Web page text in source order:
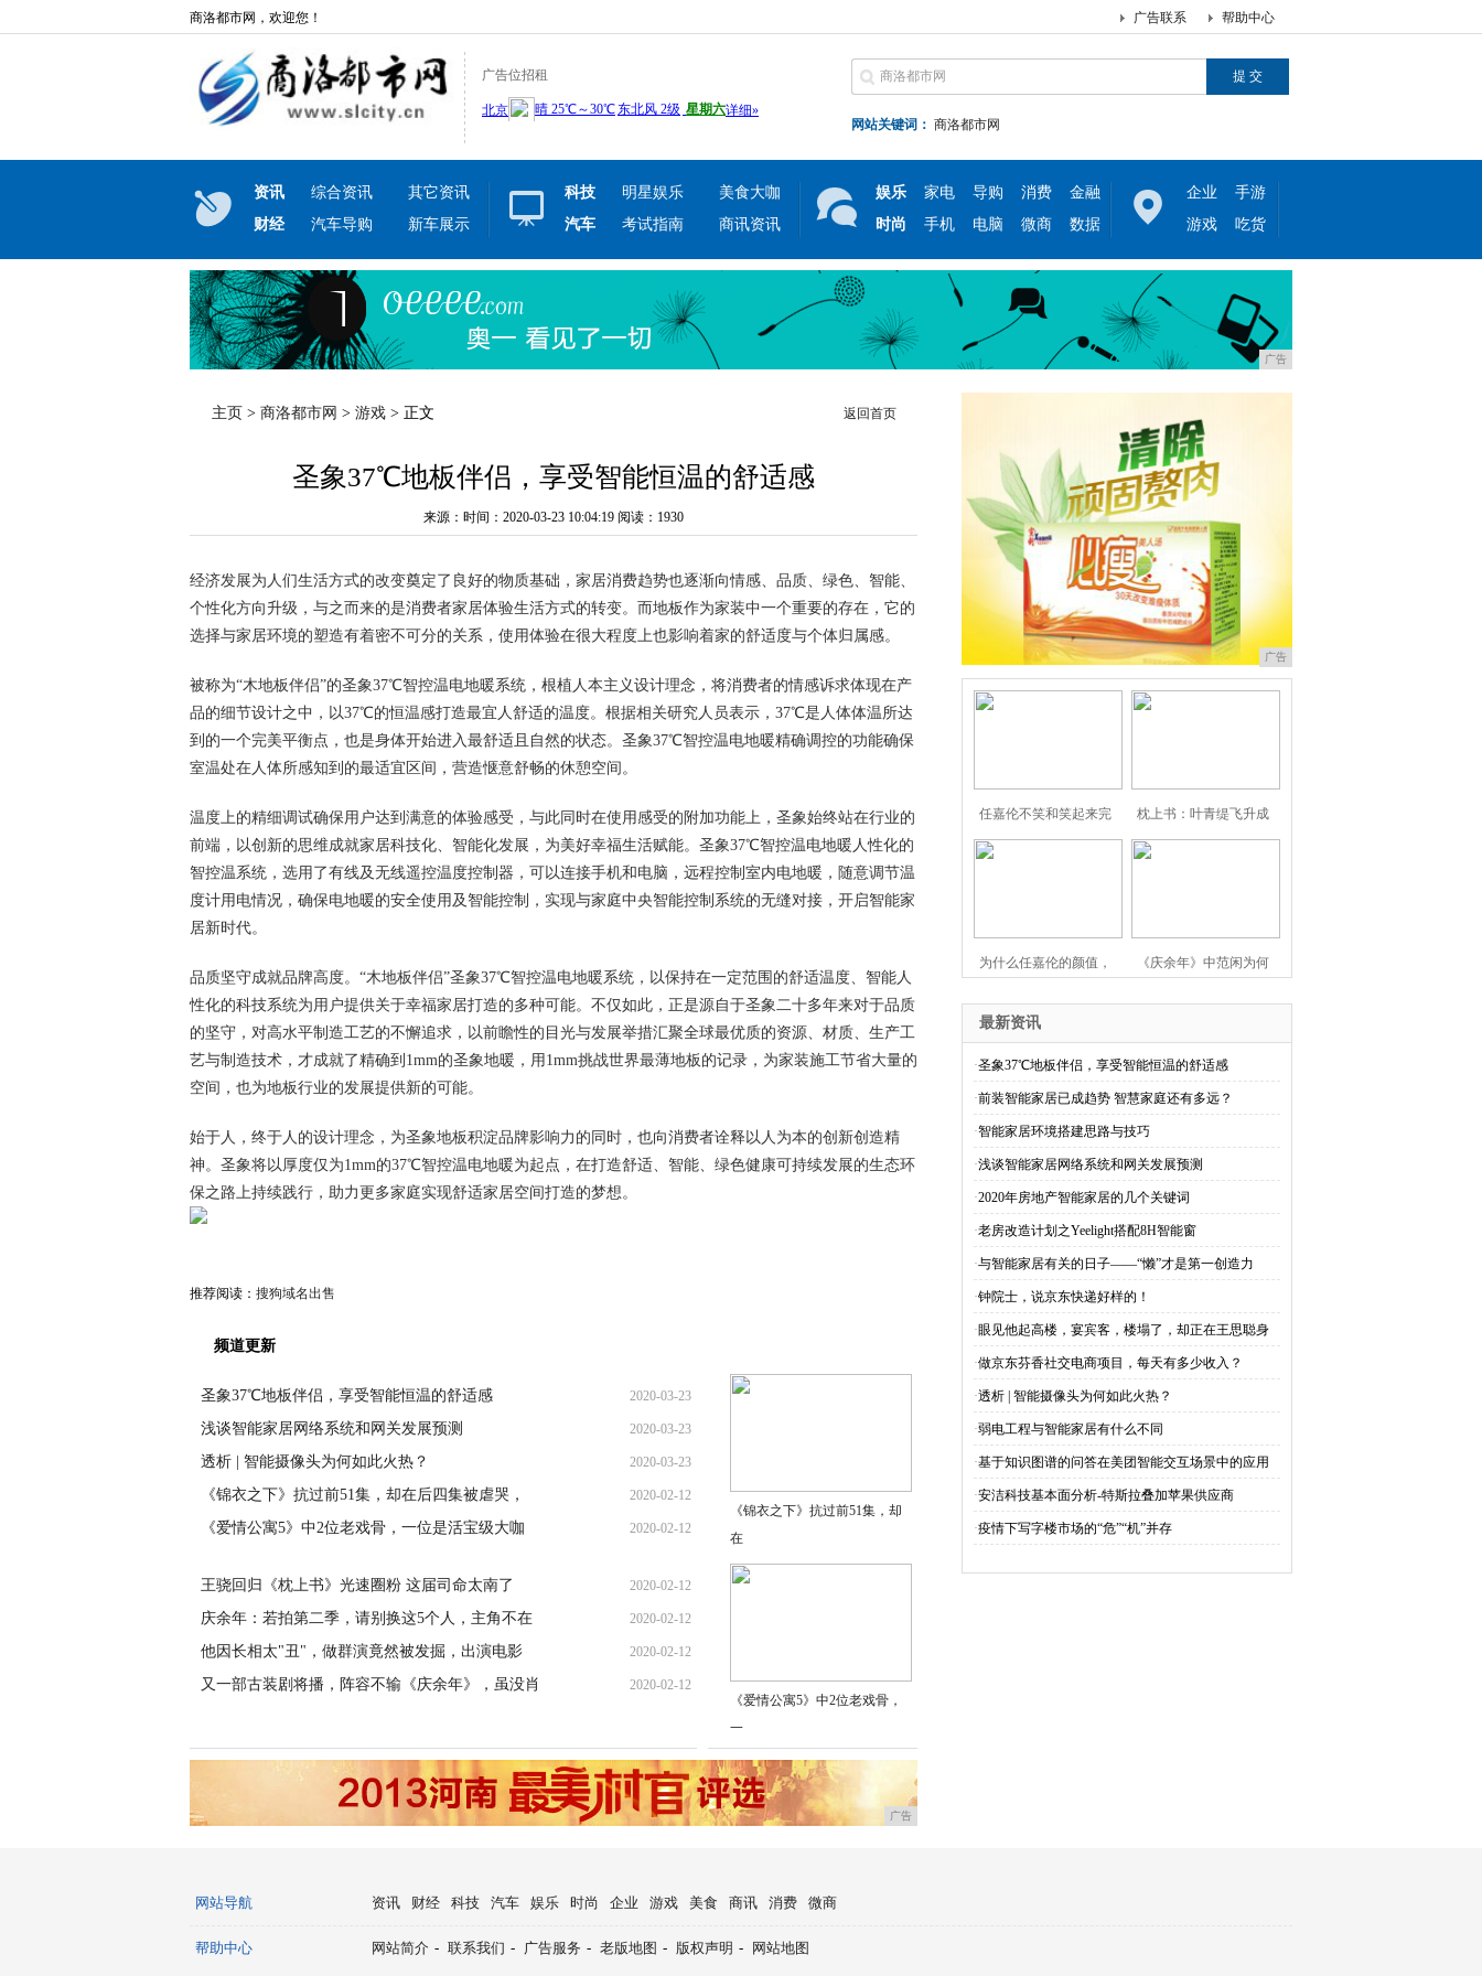
商洛都市网，欢迎您！ 帮助中心
广告联系
广告位招租
网站关键词： 商洛都市网
资讯 综合资讯
其它资讯
财经
汽车导购 新车展示
科技 明星娱乐
美食大咖
汽车
考试指南 商讯资讯
娱乐 家电 导购 消费
金融
时尚
手机 电脑 微商 数据
企业
手游
游戏
吃货
广告
主页 > 商洛都市网 > 游戏 > 正文 返回首页
圣象37℃地板伴侣，享受智能恒温的舒适感
来源：时间：2020-03-23 10:04:19 阅读：1930
经济发展为人们生活方式的改变奠定了良好的物质基础，家居消费趋势也逐渐向情感、品质、绿色、智能、
个性化方向升级，与之而来的是消费者家居体验生活方式的转变。而地板作为家装中一个重要的存在，它的
选择与家居环境的塑造有着密不可分的关系，使用体验在很大程度上也影响着家的舒适度与个体归属感。
被称为“木地板伴侣”的圣象37℃智控温电地暖系统，根植人本主义设计理念，将消费者的情感诉求体现在产
品的细节设计之中，以37℃的恒温感打造最宜人舒适的温度。根据相关研究人员表示，37℃是人体体温所达
到的一个完美平衡点，也是身体开始进入最舒适且自然的状态。圣象37℃智控温电地暖精确调控的功能确保
室温处在人体所感知到的最适宜区间，营造惬意舒畅的休憩空间。
温度上的精细调试确保用户达到满意的体验感受，与此同时在使用感受的附加功能上，圣象始终站在行业的
前端，以创新的思维成就家居科技化、智能化发展，为美好幸福生活赋能。圣象37℃智控温电地暖人性化的
智控温系统，选用了有线及无线遥控温度控制器，可以连接手机和电脑，远程控制室内电地暖，随意调节温
度计用电情况，确保电地暖的安全使用及智能控制，实现与家庭中央智能控制系统的无缝对接，开启智能家
居新时代。
品质坚守成就品牌高度。“木地板伴侣”圣象37℃智控温电地暖系统，以保持在一定范围的舒适温度、智能人
性化的科技系统为用户提供关于幸福家居打造的多种可能。不仅如此，正是源自于圣象二十多年来对于品质
的坚守，对高水平制造工艺的不懈追求，以前瞻性的目光与发展举措汇聚全球最优质的资源、材质、生产工
艺与制造技术，才成就了精确到1mm的圣象地暖，用1mm挑战世界最薄地板的记录，为家装施工节省大量的
空间，也为地板行业的发展提供新的可能。
始于人，终于人的设计理念，为圣象地板积淀品牌影响力的同时，也向消费者诠释以人为本的创新创造精
神。圣象将以厚度仅为1mm的37℃智控温电地暖为起点，在打造舒适、智能、绿色健康可持续发展的生态环
保之路上持续践行，助力更多家庭实现舒适家居空间打造的梦想。
推荐阅读： 搜狗域名出售
频道更新
圣象37℃地板伴侣，享受智能恒温的舒适感 2020-03-23
浅谈智能家居网络系统和网关发展预测 2020-03-23
透析 | 智能摄像头为何如此火热？ 2020-03-23
《锦衣之下》抗过前51集，却在后四集被虐哭， 2020-02-12
《爱情公寓5》中2位老戏骨，一位是活宝级大咖 2020-02-12
王骁回归《枕上书》光速圈粉 这届司命太南了 2020-02-12
庆余年：若拍第二季，请别换这5个人，主角不在 2020-02-12
他因长相太"丑"，做群演竟然被发掘，出演电影 2020-02-12
又一部古装剧将播，阵容不输《庆余年》，虽没肖 2020-02-12
《锦衣之下》抗过前51集，却
在
《爱情公寓5》中2位老戏骨，
一
广告
广告
任嘉伦不笑和笑起来完 枕上书：叶青缇飞升成
为什么任嘉伦的颜值， 《庆余年》中范闲为何
最新资讯
·圣象37℃地板伴侣，享受智能恒温的舒适感
·前装智能家居已成趋势 智慧家庭还有多远？
·智能家居环境搭建思路与技巧
·浅谈智能家居网络系统和网关发展预测
·2020年房地产智能家居的几个关键词
·老房改造计划之Yeelight搭配8H智能窗
·与智能家居有关的日子——“懒”才是第一创造力
·钟院士，说京东快递好样的！
·眼见他起高楼，宴宾客，楼塌了，却正在王思聪身
·做京东芬香社交电商项目，每天有多少收入？
·透析 | 智能摄像头为何如此火热？
·弱电工程与智能家居有什么不同
·基于知识图谱的问答在美团智能交互场景中的应用
·安洁科技基本面分析-特斯拉叠加苹果供应商
·疫情下写字楼市场的“危”“机”并存
网站导航 资讯 财经 科技 汽车 娱乐 时尚 企业 游戏 美食 商讯 消费 微商
帮助中心 网站简介 - 联系我们 - 广告服务 - 老版地图 - 版权声明 - 网站地图